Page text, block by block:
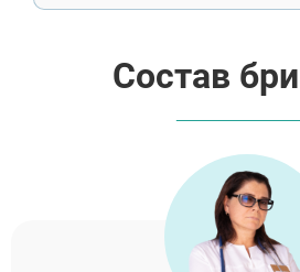
Состав